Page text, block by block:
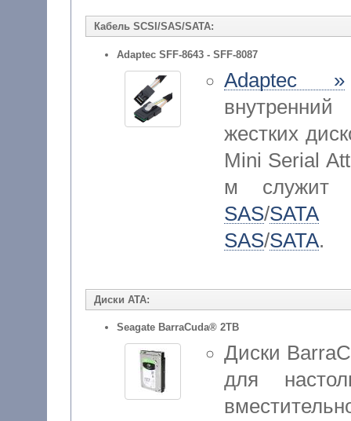
Кабель SCSI/SAS/SATA:
Adaptec SFF-8643 - SFF-8087
Adaptec »
жестких
Mini Serial
м служит
SAS/SATAк
SAS/SATA.
Диски ATA:
Seagate BarraCuda® 2TB
Диски
для